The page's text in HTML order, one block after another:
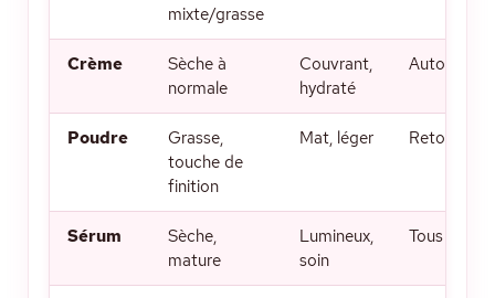
mixte/grasse
Crème
Sèche à
normale
Couvrant,
hydraté
Automne/
Poudre
Grasse,
touche de
finition
Mat, léger Retouche,
Sérum
Sèche,
mature
Lumineux,
soin
Tous les